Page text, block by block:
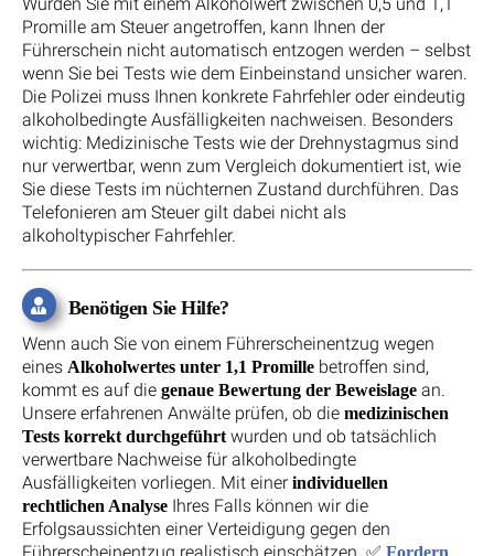
Promille am Steuer angetroffen, kann Ihnen der
Führerschein nicht automatisch entzogen werden – selbst
wenn Sie bei Tests wie dem Einbeinstand unsicher waren.
Die Polizei muss Ihnen konkrete Fahrfehler oder eindeutig
alkoholbedingte Ausfälligkeiten nachweisen. Besonders
wichtig: Medizinische Tests wie der Drehnystagmus sind
nur verwertbar, wenn zum Vergleich dokumentiert ist, wie
Sie diese Tests im nüchternen Zustand durchführen. Das
Telefonieren am Steuer gilt dabei nicht als
alkoholtypischer Fahrfehler.
Benötigen Sie Hilfe?
Wenn auch Sie von einem Führerscheinentzug wegen
eines Alkoholwertes unter 1,1 Promille betroffen sind,
kommt es auf die genaue Bewertung der Beweislage an.
Unsere erfahrenen Anwälte prüfen, ob die medizinischen
Tests korrekt durchgeführtwurden und ob tatsächlich
verwertbare Nachweise für alkoholbedingte
Ausfälligkeiten vorliegen. Mit einer individuellen
rechtlichen Analyse Ihres Falls können wir die
Erfolgsaussichten einer Verteidigung gegen den